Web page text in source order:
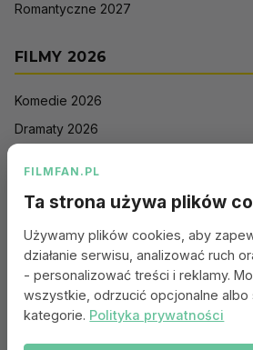
Romantyczne 2027
FILMY 2026
Komedie 2026
Dramaty 2026
Sci-Fi 2026
Animacje 2026
Romantyczne 2026
FILMFAN.PL
Ta strona używa plików
Używamy plików cookies, aby
działanie serwisu, analizować ruch
- personalizować treści i reklamy.
wszystkie, odrzucić opcjonalne
kategorie. Polityka prywatności